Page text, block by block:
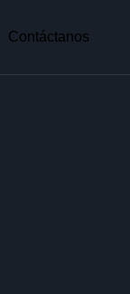
Contáctanos